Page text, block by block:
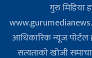
गुरु मिडिया
आधिकारिक न्यूज पोर्टल
सत्यताको खोजी